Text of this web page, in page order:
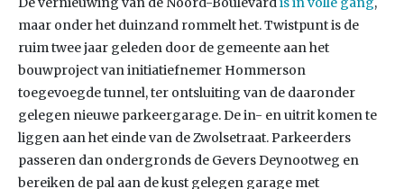
maar onder het duinzand rommelt het. Twistpunt is de
ruim twee jaar geleden door de gemeente aan het
bouwproject van initiatiefnemer Hommerson
toegevoegde tunnel, ter ontsluiting van de daaronder
gelegen nieuwe parkeergarage. De in- en uitrit komen te
liggen aan het einde van de Zwolsetraat. Parkeerders
passeren dan ondergronds de Gevers Deynootweg en
bereiken de pal aan de kust gelegen garage met